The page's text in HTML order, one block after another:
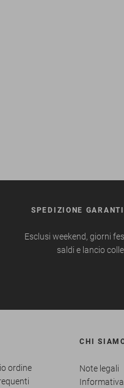
SPEDIZIONE
Esclusi weekend, giorni
saldi e lancio
ordine
CHI
Note legali